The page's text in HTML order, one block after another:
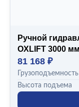
Ручной
OXLIFT 3000
81 168 ₽
Грузоподъемность
Высота подъема